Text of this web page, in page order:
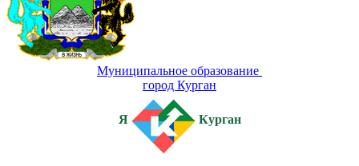
Муниципальное образование
город Курган
Я Курган